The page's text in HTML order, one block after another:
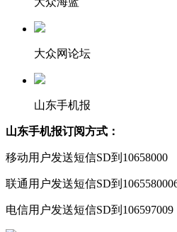
大众网论坛
山东手机报
山东手机报订阅方式：
移动用户发送短信SD到10658000
联通用户发送短信SD到
电信用户发送短信SD到106597009